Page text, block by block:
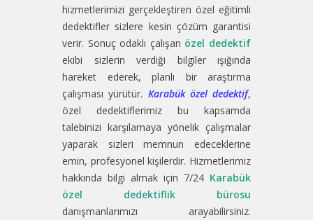
hizmetlerimizi gerçekleştiren özel eğitimli
dedektifler sizlere kesin çözüm garantisi
verir. Sonuç odaklı çalışan özel dedektif
ekibi sizlerin verdiği bilgiler ışığında
hareket ederek, planlı bir araştırma
çalışması yürütür. Karabük özel dedektif,
özel dedektiflerimiz bu kapsamda
talebinizi karşılamaya yönelik çalışmalar
yaparak sizleri memnun edeceklerine
emin, profesyonel kişilerdir. Hizmetlerimiz
hakkında bilgi almak için 7/24 Karabük
özel dedektiflik bürosu
danışmanlarımızı arayabilirsiniz.